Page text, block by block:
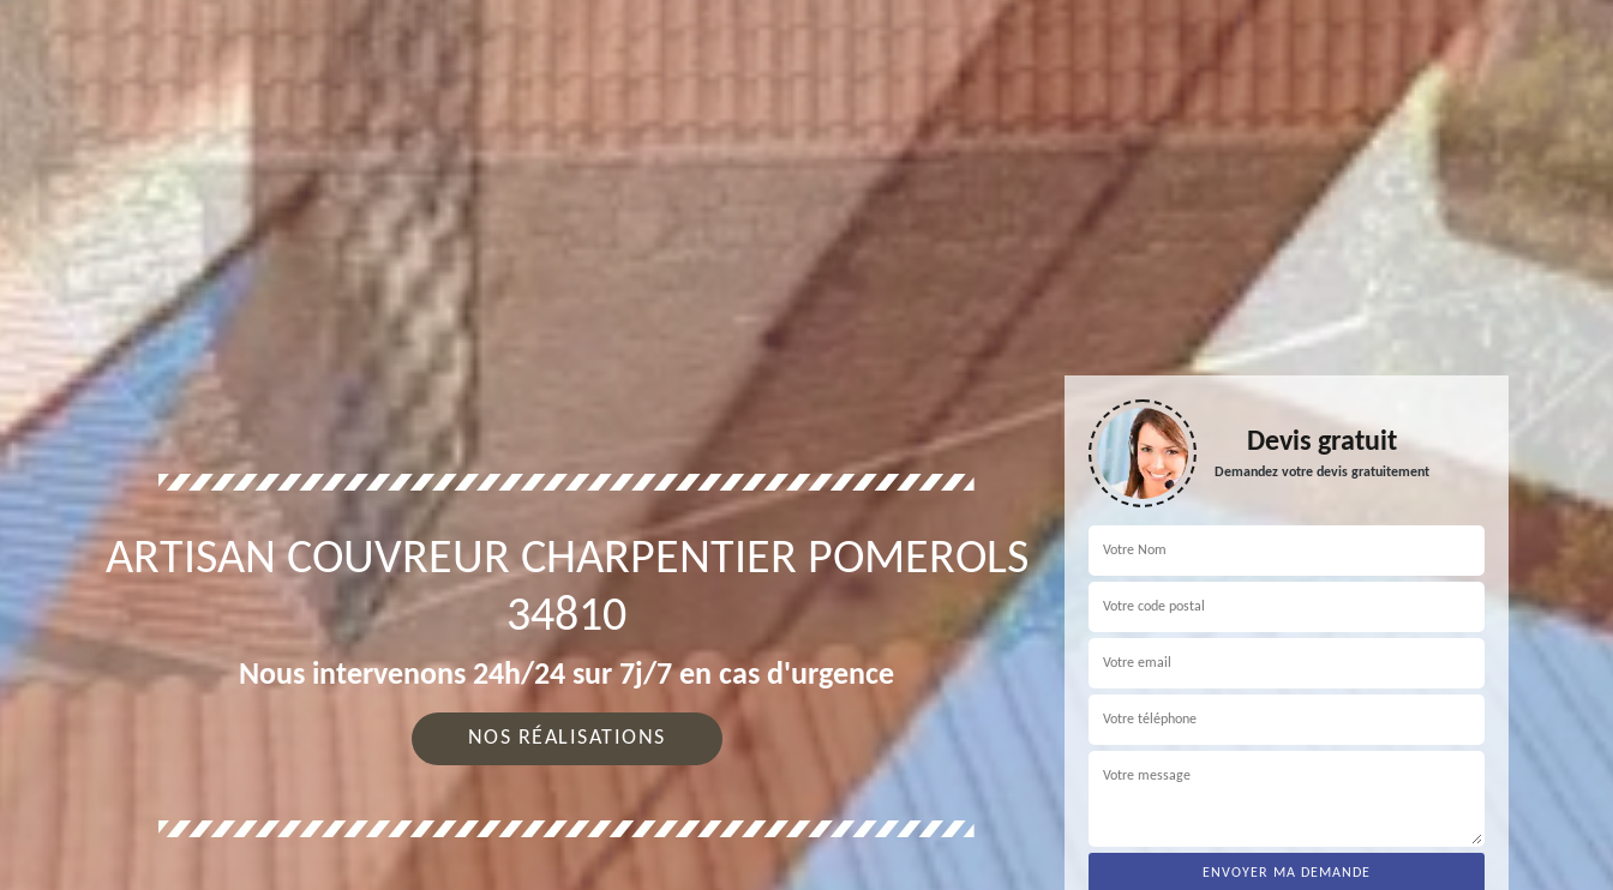
ARTISAN COUVREUR CHARPENTIER POMEROLS
34810
Nous intervenons 24h/24 sur 7j/7 en cas d'urgence
NOS RÉALISATIONS
Devis gratuit
Demandez votre devis gratuitement